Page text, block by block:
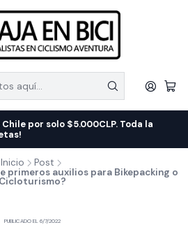
por solo $5.000CLP. Toda la
Inicio
Post
primeros auxilios para Bikepacking o
Cicloturismo?
PUBLICADO EL 6/7/2022